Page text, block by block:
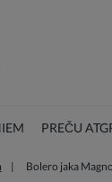
PREČU
Bolero jaka